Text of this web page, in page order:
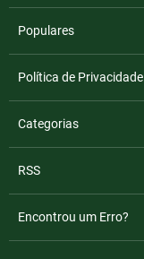
Populares
Política de Privacidade
Categorias
RSS
Encontrou um Erro?